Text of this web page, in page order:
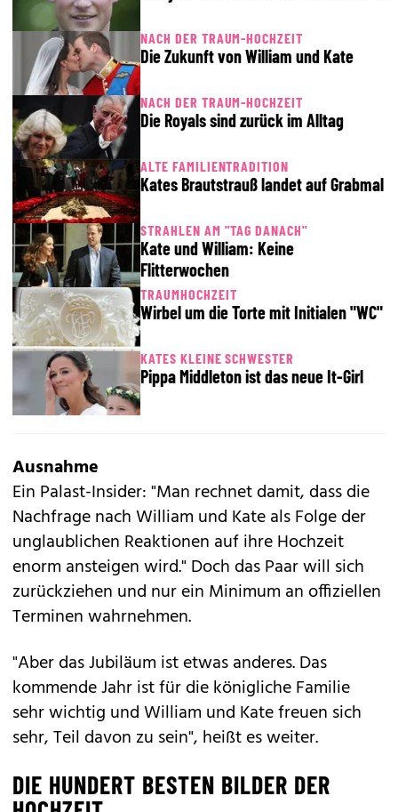
NACH DER TRAUM-HOCHZEIT
Die Zukunft von William und Kate
NACH DER TRAUM-HOCHZEIT
Die Royals sind zurück im Alltag
ALTE FAMILIENTRADITION
Kates Brautstrauß landet auf Grabmal
STRAHLEN AM "TAG DANACH"
Kate und William: Keine
Flitterwochen
TRAUMHOCHZEIT
Wirbel um die Torte mit Initialen "WC"
KATES KLEINE SCHWESTER
Pippa Middleton ist das neue It-Girl
Ausnahme
Ein Palast-Insider: "Man rechnet damit, dass die
Nachfrage nach William und Kate als Folge der
unglaublichen Reaktionen auf ihre Hochzeit
enorm ansteigen wird." Doch das Paar will sich
zurückziehen und nur ein Minimum an offiziellen
Terminen wahrnehmen.
"Aber das Jubiläum ist etwas anderes. Das
kommende Jahr ist für die königliche Familie
sehr wichtig undWilliam und Katefreuen sich
sehr, Teil davon zu sein", heißt es weiter.
DIE HUNDERT BESTEN BILDER DER